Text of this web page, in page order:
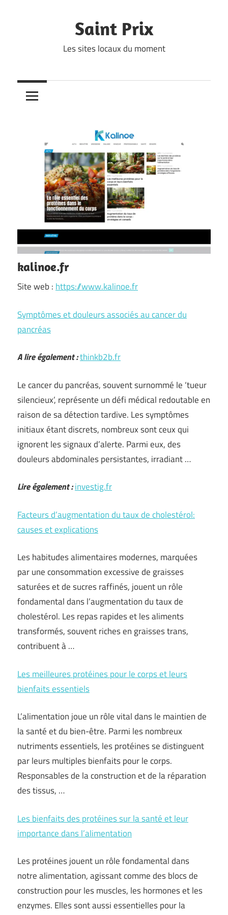
Saint Prix
Les sites locaux du moment
kalinoe.fr
Site web : https://www.kalinoe.fr
Symptômes et douleurs associés au cancer du
pancréas
A lire également :thinkb2b.fr
Le cancer du pancréas, souvent surnommé le ‘tueur
silencieux’, représente un défi médical redoutable en
raison de sa détection tardive. Les symptômes
initiaux étant discrets, nombreux sont ceux qui
ignorent les signaux d’alerte. Parmi eux, des
douleurs abdominales persistantes, irradiant …
Lire également :investig.fr
Facteurs d’augmentation du taux de cholestérol:
causes et explications
Les habitudes alimentaires modernes, marquées
par une consommation excessive de graisses
saturées et de sucres raffinés, jouent un rôle
fondamental dans l’augmentation du taux de
cholestérol. Les repas rapides et les aliments
transformés, souvent riches en graisses trans,
contribuent à …
Les meilleures protéines pour le corps et leurs
bienfaits essentiels
L’alimentation joue un rôle vital dans le maintien de
la santé et du bien-être. Parmi les nombreux
nutriments essentiels, les protéines se distinguent
par leurs multiples bienfaits pour le corps.
Responsables de la construction et de la réparation
des tissus, …
Les bienfaits des protéines sur la santé et leur
importance dans l’alimentation
Les protéines jouent un rôle fondamental dans
notre alimentation, agissant comme des blocs de
construction pour les muscles, les hormones et les
enzymes. Elles sont aussi essentielles pour la